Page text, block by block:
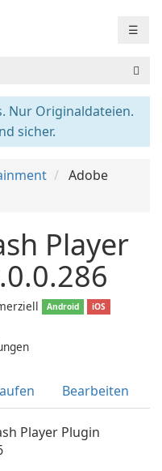
☰
Nur Originaldateien.
sicher.
Adobe
Player
Android
iOS
Bearbeiten
Player Plugin